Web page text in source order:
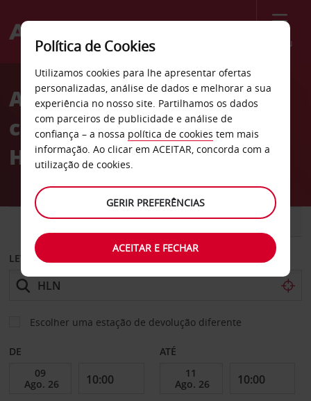
Menu
Welcome
AvisAluguer de
carros Aeroporto de
Helena
CARRO COMERCIAIS
LEVANTAR EM
Escolher uma estação de devolução diferente
DE ATÉ
Política de Cookies
Utilizamos cookies para lhe apresentar ofertas
personalizadas, análise de dados e melhorar a sua
experiência no nosso site. Partilhamos os dados
com parceiros de publicidade e análise de
confiança – a nossa política de cookies tem mais
informação. Ao clicar em ACEITAR, concorda com a
utilização de cookies.
GERIR PREFERÊNCIAS
ACEITAR E FECHAR